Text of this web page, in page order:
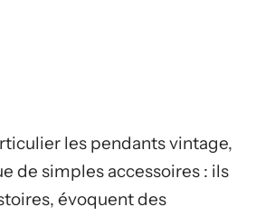
les pendants vintage,
de simples accessoires : ils
évoquent des